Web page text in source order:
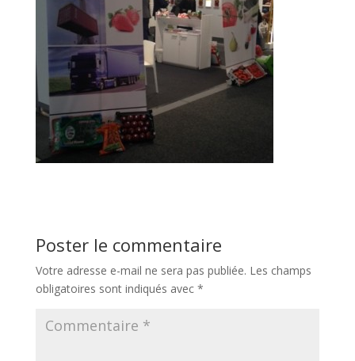
Poster le commentaire
Votre adresse e-mail ne sera pas publiée. Les champs
obligatoires sont indiqués avec *